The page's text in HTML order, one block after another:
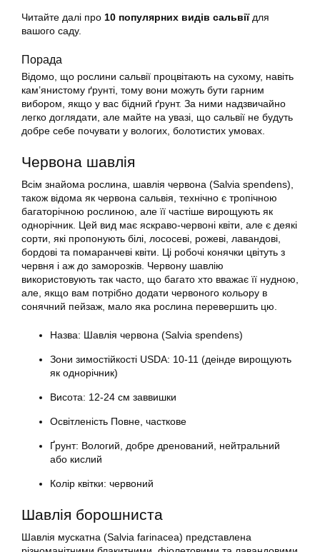
Читайте далі про 10 популярних видів сальвіїдля
вашого саду.
Порада
Відомо, що рослини сальвії процвітають на сухому, навіть
кам’янистому ґрунті, тому вони можуть бути гарним
вибором, якщо у вас бідний ґрунт. За ними надзвичайно
легко доглядати, але майте на увазі, що сальвії не будуть
добре себе почувати у вологих, болотистих умовах.
Червона шавлія
Всім знайома рослина, шавлія червона (Salvia spendens),
також відома як червона сальвія, технічно є тропічною
багаторічною рослиною, але її частіше вирощують як
однорічник. Цей вид має яскраво-червоні квіти, але є деякі
сорти, які пропонують білі, лососеві, рожеві, лавандові,
бордові та помаранчеві квіти. Ці робочі конячки цвітуть з
червня і аж до заморозків. Червону шавлію
використовують так часто, що багато хто вважає її нудною,
але, якщо вам потрібно додати червоного кольору в
сонячний пейзаж, мало яка рослина перевершить цю.
Назва: Шавлія червона (Salvia spendens)
Зони зимостійкості USDA: 10-11 (деінде вирощують
як однорічник)
Висота: 12-24 см заввишки
Освітленість Повне, часткове
Ґрунт: Вологий, добре дренований, нейтральний
або кислий
Колір квітки: червоний
Шавлія борошниста
Шавлія мускатна (Salvia farinacea) представлена